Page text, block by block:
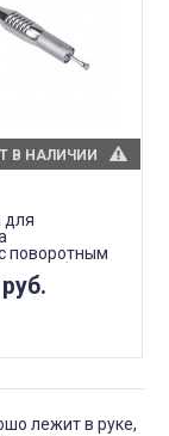
для
поворотным
В НАЛИЧИИ
лежит в руке,